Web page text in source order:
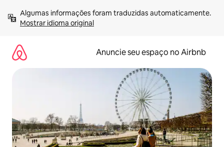
para
Mostrar idioma original
Anuncie seu espaço no Airbnb